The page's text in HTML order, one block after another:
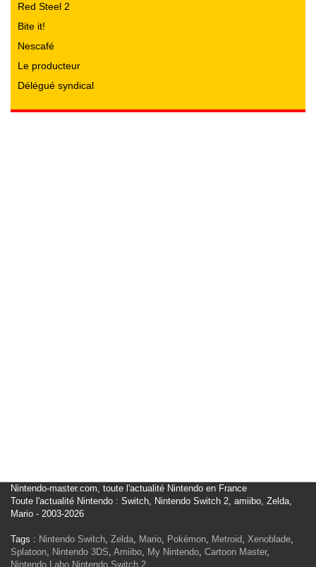
Red Steel 2
Bite it!
Nescafé
Le producteur
Délégué syndical
Nintendo-master.com, toute l'actualité Nintendo en France
Toute l'actualité Nintendo : Switch, Nintendo Switch 2, amiibo, Zelda,
Mario - 2003-2026
Tags : Nintendo Switch, Zelda, Mario, Pokémon, Metroid, Xenoblade,
Splatoon, Nintendo 3DS, Amiibo, My Nintendo, Cartoon Master,
Nintendo Labo Nintendo Switch 2